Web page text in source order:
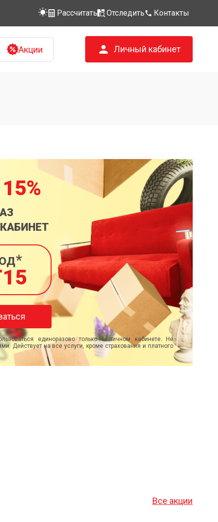
Рассчитать Отследить Контакты
Акции Личный кабинет
единоразово только в личном кабинете. Не
Действует на все услуги, кроме страхования и платного
Все акции